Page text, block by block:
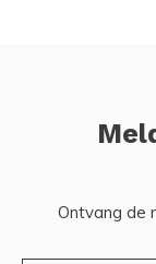
Ontvang de